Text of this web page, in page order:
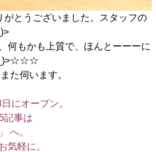
とうございました。スタッフの
何もかも上質で、ほんとーーーに
_)>☆☆☆
た伺います。
にオープン。
記事は
」 へ。
気軽に。